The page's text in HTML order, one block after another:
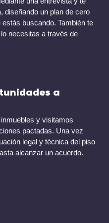
diseñando un plan de cero
buscando. También te
necesitas a través de
a
y visitamos
pactadas. Una vez
legal y técnica del piso
alcanzar un acuerdo.